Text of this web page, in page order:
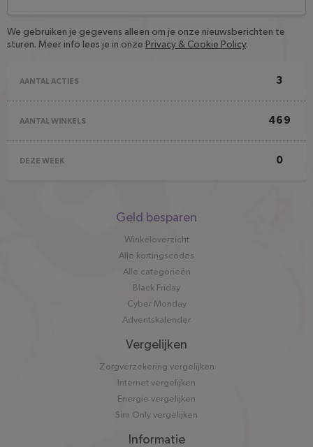
We gebruiken je gegevens alleen om je onze nieuwsberichten te
sturen. Meer info lees je in onze Privacy & Cookie Policy.
AANTAL ACTIES 3
AANTAL WINKELS 469
DEZE WEEK 0
Geld besparen
Winkeloverzicht
Alle kortingscodes
Alle categorieën
Black Friday
Cyber Monday
Adventskalender
Vergelijken
Zorgverzekering vergelijken
Internet vergelijken
Energie vergelijken
Sim Only vergelijken
Informatie